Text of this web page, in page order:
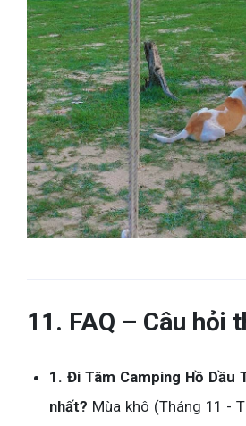
11. FAQ – Câu hỏi
1. Đi Tâm Camping Hồ Dầu
nhất? Mùa khô (Tháng 11 -